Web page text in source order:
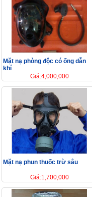
Mặt nạ phòng độc có ống dẫn
khí
Giá:4,000,000
Mặt nạ phun thuốc trừ sâu
Giá:1,700,000